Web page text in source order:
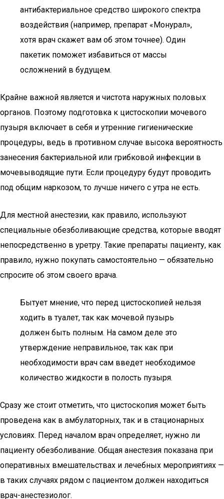
антибактериальное средство широкого спектра
воздействия (например, препарат «Монурал»,
хотя врач скажет вам об этом точнее). Один
пакетик поможет избавиться от массы
осложнений в будущем.
Крайне важной является и чистота наружных половых
органов. Поэтому подготовка к цистоскопии мочевого
пузыря включает в себя и утренние гигиенические
процедуры, ведь в противном случае высока вероятность
занесения бактериальной или грибковой инфекции в
мочевыводящие пути. Если процедуру будут проводить
под общим наркозом, то лучше ничего с утра не есть.
Для местной анестезии, как правило, используют
специальные обезболивающие средства, которые вводят
непосредственно в уретру. Такие препараты пациенту, как
правило, нужно покупать самостоятельно — обязательно
спросите об этом своего врача.
Бытует мнение, что перед цистоскопией нельзя
ходить в туалет, так как мочевой пузырь
должен быть полным. На самом деле это
утверждение неправильное, так как при
необходимости врач сам введет необходимое
количество жидкости в полость пузыря.
Сразу же стоит отметить, что цистоскопия может быть
проведена как в амбулаторных, так и в стационарных
условиях. Перед началом врач определяет, нужно ли
пациенту обезболивание. Общая анестезия показана при
оперативных вмешательствах и лечебных мероприятиях —
в таких случаях рядом с пациентом должен находиться
врач-анестезиолог.